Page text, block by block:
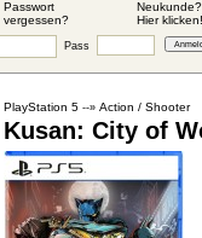
Passwort
vergessen?
Neukunde?
Hier klicken!
Pass
PlayStation 5 --» Action / Shooter
Kusan: City of